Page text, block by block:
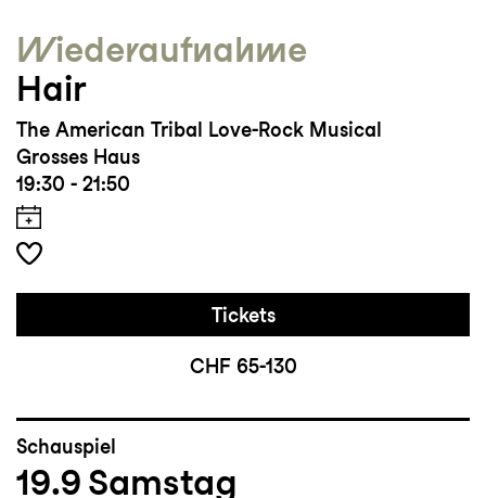
Wieder­aufnahme
Hair
The American Tribal Love-Rock Musical
Grosses Haus
19:30 - 21:50
Tickets
CHF 65-130
Schauspiel
19.9 Samstag